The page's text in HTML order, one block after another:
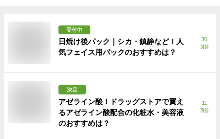
受付中
日焼け後パック｜シカ・鎮静など！人
気フェイス用パックのおすすめは？
30
回答
決定
アゼライン酸！ドラッグストアで買え
るアゼライン酸配合の化粧水・美容液
のおすすめは？
11
回答